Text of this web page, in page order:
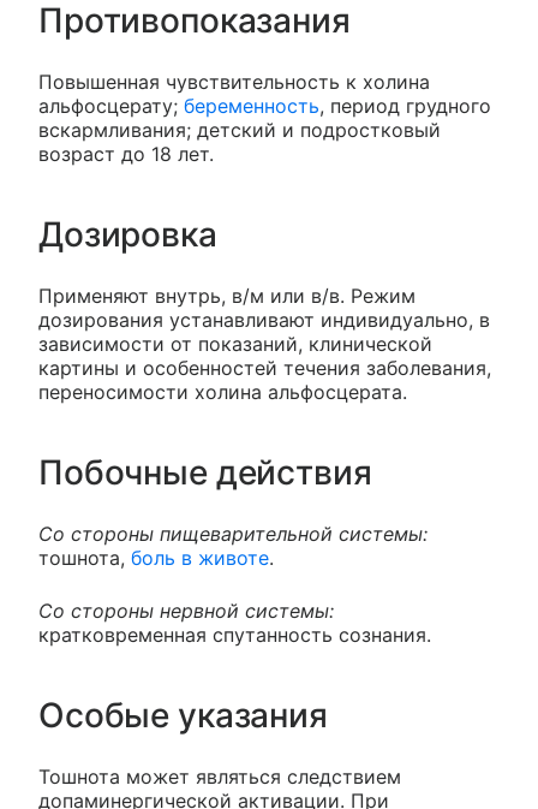
Противопоказания
Повышенная чувствительность к холина
альфосцерату; беременность, период грудного
вскармливания; детский и подростковый
возраст до 18 лет.
Дозировка
Применяют внутрь, в/м или в/в. Режим
дозирования устанавливают индивидуально, в
зависимости от показаний, клинической
картины и особенностей течения заболевания,
переносимости холина альфосцерата.
Побочные действия
Со стороны пищеварительной системы:
тошнота, боль в животе.
Со стороны нервной системы:
кратковременная спутанность сознания.
Особые указания
Тошнота может являться следствием
допаминергической активации. При